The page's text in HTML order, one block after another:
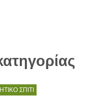
ΣΠΙΤΙ